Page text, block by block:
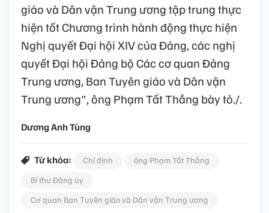
giáo và Dân vận Trung ương tập trung thực
hiện tốt Chương trình hành động thực hiện
Nghị quyết Đại hội XIV của Đảng, các nghị
quyết Đại hội Đảng bộ Các cơ quan Đảng
Trung ương, Ban Tuyên giáo và Dân vận
Trung ương", ông Phạm Tất Thắng bày tỏ./.
Dương Anh Tùng
Từ khóa: Chỉ định
ông Phạm Tất Thắng
Bí thư Đảng ủy
Cơ quan Ban Tuyên giáo và Dân vận Trung ương